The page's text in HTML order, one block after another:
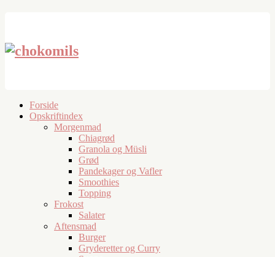
Forside
Opskriftindex
Morgenmad
Chiagrød
Granola og Müsli
Grød
Pandekager og Vafler
Smoothies
Topping
Frokost
Salater
Aftensmad
Burger
Gryderetter og Curry